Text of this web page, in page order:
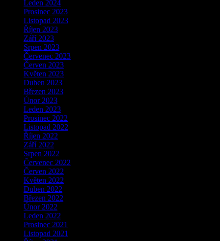
Leden 2024
Prosinec 2023
Listopad 2023
Říjen 2023
Září 2023
Srpen 2023
Červenec 2023
Červen 2023
Květen 2023
Duben 2023
Březen 2023
Únor 2023
Leden 2023
Prosinec 2022
Listopad 2022
Říjen 2022
Září 2022
Srpen 2022
Červenec 2022
Červen 2022
Květen 2022
Duben 2022
Březen 2022
Únor 2022
Leden 2022
Prosinec 2021
Listopad 2021